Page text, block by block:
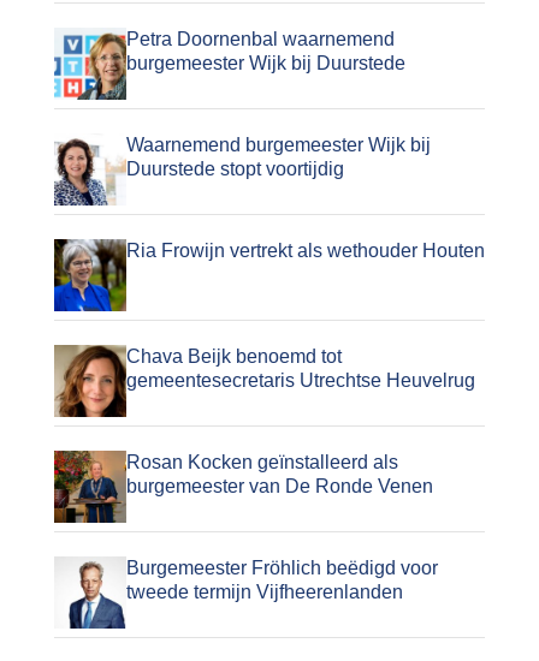
Petra Doornenbal waarnemend
burgemeester Wijk bij Duurstede
Waarnemend burgemeester Wijk bij
Duurstede stopt voortijdig
Ria Frowijn vertrekt als wethouder Houten
Chava Beijk benoemd tot
gemeentesecretaris Utrechtse Heuvelrug
Rosan Kocken geïnstalleerd als
burgemeester van De Ronde Venen
Burgemeester Fröhlich beëdigd voor
tweede termijn Vijfheerenlanden